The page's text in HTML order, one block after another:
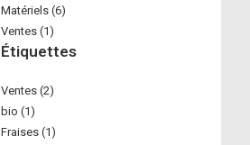
Matériels (6)
Ventes (1)
Étiquettes
Ventes (2)
bio (1)
Fraises (1)